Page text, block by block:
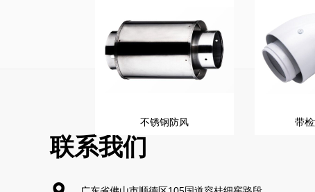
不锈钢防风 带
联系我们